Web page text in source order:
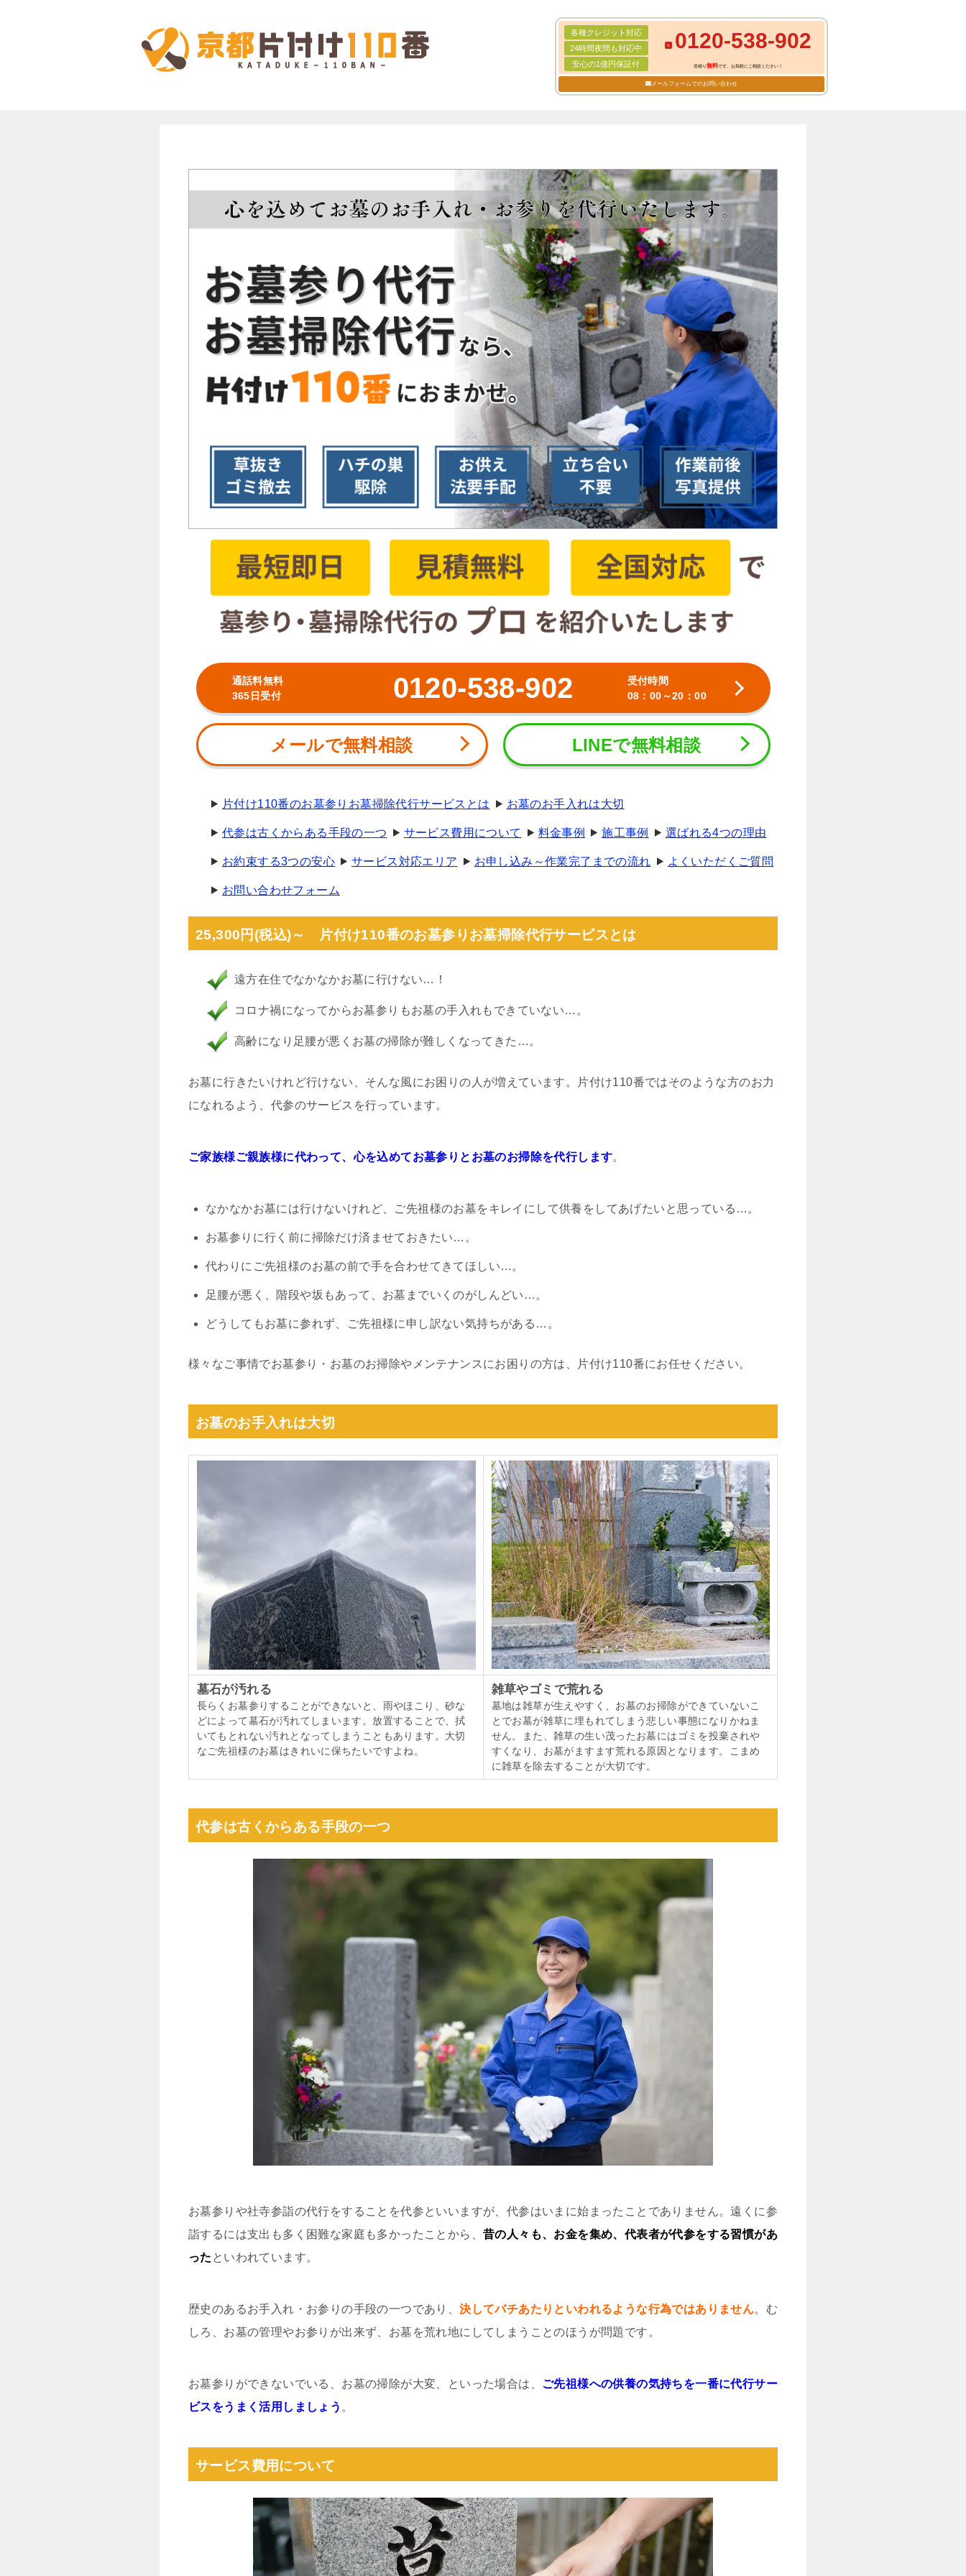
各種クレジット対応
24時間夜間も対応中
安心の1億円保証付
0120-538-902
見積り無料です。お気軽にご相談ください！
メールフォームでのお問い合わせ
通話料無料
365日受付
受付時間
08：00～20：00
0120-538-902
メールで無料相談 LINEで無料相談
片付け110番のお墓参りお墓掃除代行サービスとは お墓のお手入れは大切
代参は古くからある手段の一つ サービス費用について 料金事例 施工事例 選ばれる4つの理由
お約束する3つの安心 サービス対応エリア お申し込み～作業完了までの流れ よくいただくご質問
お問い合わせフォーム
25,300円(税込)～ 片付け110番のお墓参りお墓掃除代行サービスとは
遠方在住でなかなかお墓に行けない…！
コロナ禍になってからお墓参りもお墓の手入れもできていない…。
高齢になり足腰が悪くお墓の掃除が難しくなってきた…。
お墓に行きたいけれど行けない、そんな風にお困りの人が増えています。片付け110番ではそのような方のお力
になれるよう、代参のサービスを行っています。
ご家族様ご親族様に代わって、心を込めてお墓参りとお墓のお掃除を代行します。
なかなかお墓には行けないけれど、ご先祖様のお墓をキレイにして供養をしてあげたいと思っている…。
お墓参りに行く前に掃除だけ済ませておきたい…。
代わりにご先祖様のお墓の前で手を合わせてきてほしい…。
足腰が悪く、階段や坂もあって、お墓までいくのがしんどい…。
どうしてもお墓に参れず、ご先祖様に申し訳ない気持ちがある…。
様々なご事情でお墓参り・お墓のお掃除やメンテナンスにお困りの方は、片付け110番にお任せください。
お墓のお手入れは大切
墓石が汚れる
長らくお墓参りすることができないと、雨やほこり、砂な
どによって墓石が汚れてしまいます。放置することで、拭
いてもとれない汚れとなってしまうこともあります。大切
なご先祖様のお墓はきれいに保ちたいですよね。
雑草やゴミで荒れる
墓地は雑草が生えやすく、お墓のお掃除ができていないこ
とでお墓が雑草に埋もれてしまう悲しい事態になりかねま
せん。また、雑草の生い茂ったお墓にはゴミを投棄されや
すくなり、お墓がますます荒れる原因となります。こまめ
に雑草を除去することが大切です。
代参は古くからある手段の一つ
お墓参りや社寺参詣の代行をすることを代参といいますが、代参はいまに始まったことでありません。遠くに参
詣するには支出も多く困難な家庭も多かったことから、 昔の人々も、お金を集め、代表者が代参をする習慣があ
った といわれています。
歴史のあるお手入れ・お参りの手段の一つであり、決してバチあたりといわれるような行為ではありません。む
しろ、お墓の管理やお参りが出来ず、お墓を荒れ地にしてしまうことのほうが問題です。
お墓参りができないでいる、お墓の掃除が大変、といった場合は、 ご先祖様への供養の気持ちを一番に代行サー
ビスをうまく活用しましょう 。
サービス費用について